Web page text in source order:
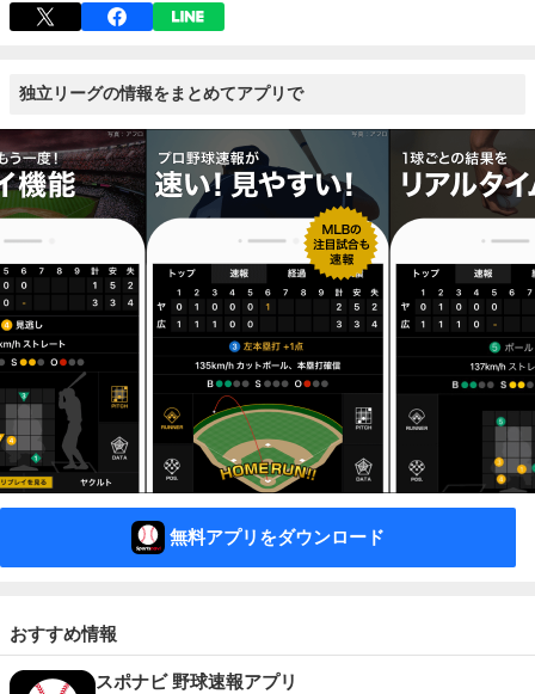
独立リーグの情報をまとめてアプリで
無料アプリをダウンロード
おすすめ情報
スポナビ 野球速報アプリ